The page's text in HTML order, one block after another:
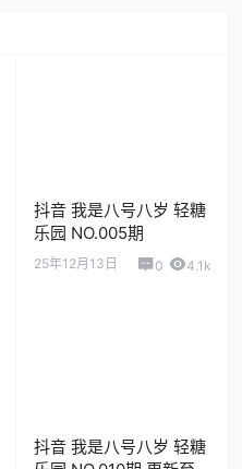
抖音 我是八号八岁 轻糖
乐园 NO.005期
25年12月13日 0 4.1k
抖音 我是八号八岁 轻糖